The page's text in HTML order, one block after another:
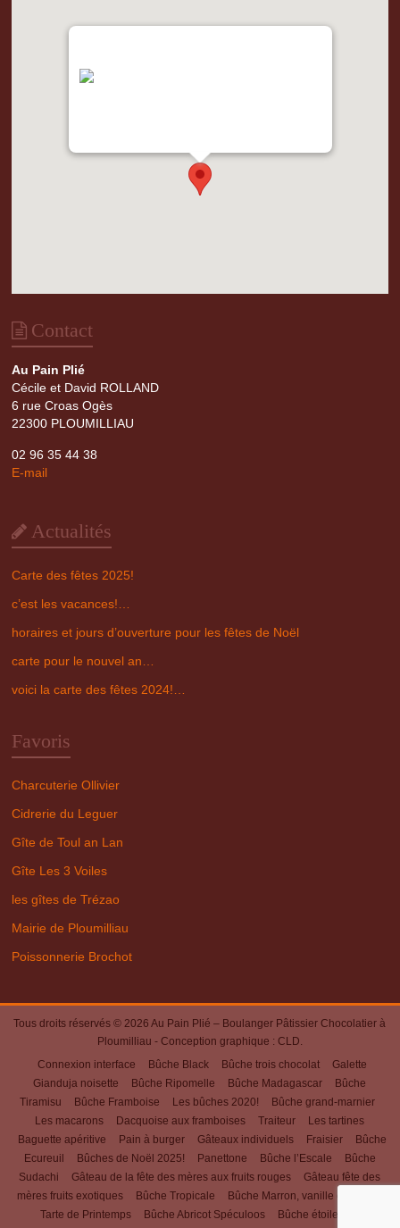
"var d=document,
Contact
Au Pain Plié
Cécile et David ROLLAND
6 rue Croas Ogès
22300 PLOUMILLIAU
02 96 35 44 38
E-mail
Actualités
Carte des fêtes 2025!
c’est les vacances!…
horaires et jours d’ouverture pour les fêtes de Noël
carte pour le nouvel an…
voici la carte des fêtes 2024!…
Favoris
Charcuterie Ollivier
Cidrerie du Leguer
Gîte de Toul an Lan
Gîte Les 3 Voiles
les gîtes de Trézao
Mairie de Ploumilliau
Poissonnerie Brochot
Tous droits réservés © 2026Au Pain Plié – Boulanger Pâtissier Chocolatier à
Ploumilliau - Conception graphique : CLD.
Connexion interface
Bûche Black Bûche trois chocolat
Galette
Gianduja noisette
Bûche Ripomelle Bûche Madagascar
Bûche
Tiramisu
Bûche Framboise Les bûches 2020!
Bûche grand-marnier
Les macarons
Dacquoise aux framboises Traiteur
Les tartines
Baguette apéritive
Pain à burger Gâteaux individuels Fraisier
Bûche
Ecureuil
Bûches de Noël 2025! Panettone Bûche l’Escale
Bûche
Sudachi
Gâteau de la fête des mères aux fruits rouges
Gâteau fête des
mères fruits exotiques
Bûche Tropicale
Bûche Marron, vanille et cassis
Tarte de Printemps
Bûche Abricot Spéculoos
Bûche étoiles des